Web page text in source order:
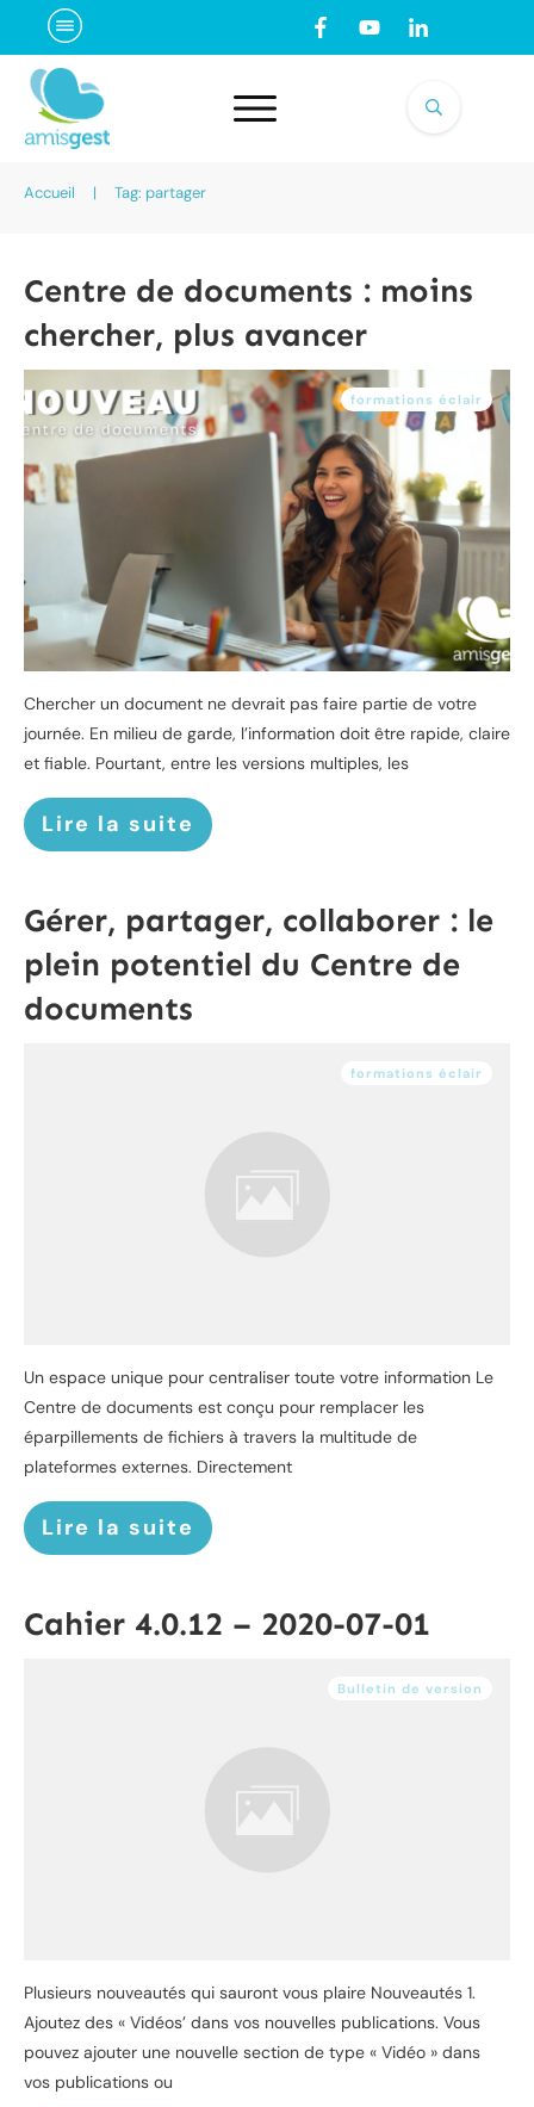
Accueil | Tag: partager
Centre de documents : moins
chercher, plus avancer
formations éclair
Chercher un document ne devrait pas faire partie de votre
journée. En milieu de garde, l’information doit être rapide, claire
et fiable. Pourtant, entre les versions multiples, les
Lire la suite
Gérer, partager, collaborer : le
plein potentiel du Centre de
documents
formations éclair
Un espace unique pour centraliser toute votre information Le
Centre de documents est conçu pour remplacer les
éparpillements de fichiers à travers la multitude de
plateformes externes. Directement
Lire la suite
Cahier 4.0.12 – 2020-07-01
Bulletin de version
Plusieurs nouveautés qui sauront vous plaire Nouveautés 1.
Ajoutez des « Vidéos’ dans vos nouvelles publications. Vous
pouvez ajouter une nouvelle section de type « Vidéo » dans
vos publications ou